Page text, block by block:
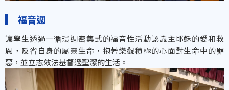
福音週
讓學生透過一循環週密集式的福音性活動認識主耶穌的愛和救
恩，反省自身的屬靈生命，抱著樂觀積極的心面對生命中的罪
惡，並立志效法基督過聖潔的生活。